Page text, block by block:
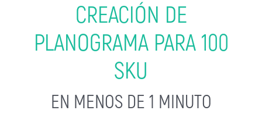
CREACIÓN DE
PLANOGRAMA PARA 100
SKU
EN MENOS DE 1 MINUTO